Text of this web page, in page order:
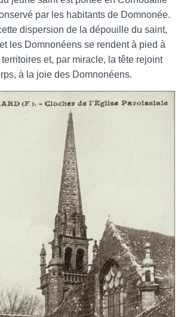
par les habitants de Domnonée.
dispersion de la dépouille du saint,
les Domnonéens se rendent à pied à
et, par miracle, la tête rejoint
à la joie des Domnonéens.